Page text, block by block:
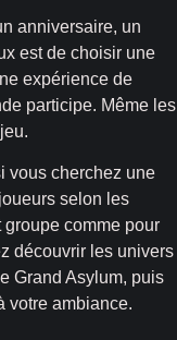
anniversaire, un
est de choisir une
expérience de
participe. Même les
vous cherchez une
selon les
groupe comme pour
découvrir les univers
Grand Asylum, puis
votre ambiance.